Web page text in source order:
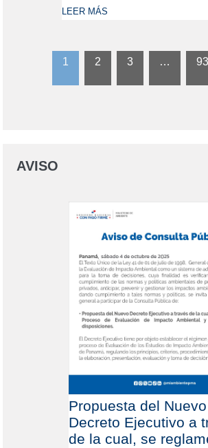
LEER MÁS
1 2 3 … 93
AVISO
Propuesta del Nuevo
Decreto Ejecutivo a
de la cual, se